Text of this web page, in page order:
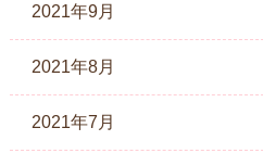
2021年9月
2021年8月
2021年7月